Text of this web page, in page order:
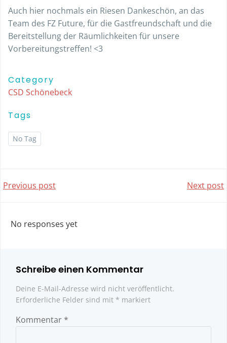
Auch hier nochmals ein Riesen Dankeschön, an das
Team des FZ Future, für die Gastfreundschaft und die
Bereitstellung der Räumlichkeiten für unsere
Vorbereitungstreffen! <3
Category
CSD Schönebeck
Tags
No Tag
Post
navigation
Previous post Next post
No responses yet
Schreibe einen Kommentar
Deine E-Mail-Adresse wird nicht veröffentlicht.
Erforderliche Felder sind mit * markiert
Kommentar *